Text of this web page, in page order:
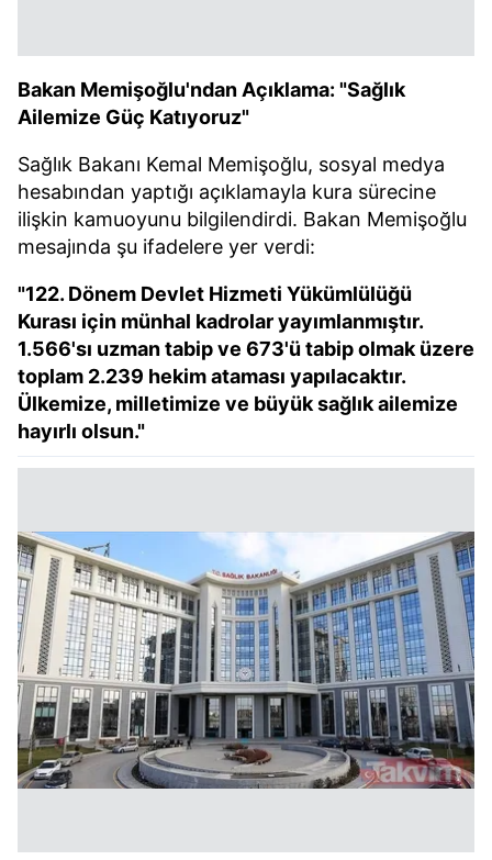
Bakan Memişoğlu'ndan Açıklama: "Sağlık
Ailemize Güç Katıyoruz"
Sağlık Bakanı Kemal Memişoğlu, sosyal medya
hesabından yaptığı açıklamayla kura sürecine
ilişkin kamuoyunu bilgilendirdi. Bakan Memişoğlu
mesajında şu ifadelere yer verdi:
"122. Dönem Devlet Hizmeti Yükümlülüğü
Kurası için münhal kadrolar yayımlanmıştır.
1.566'sı uzman tabip ve 673'ü tabip olmak üzere
toplam 2.239 hekim ataması yapılacaktır.
Ülkemize, milletimize ve büyük sağlık ailemize
hayırlı olsun."